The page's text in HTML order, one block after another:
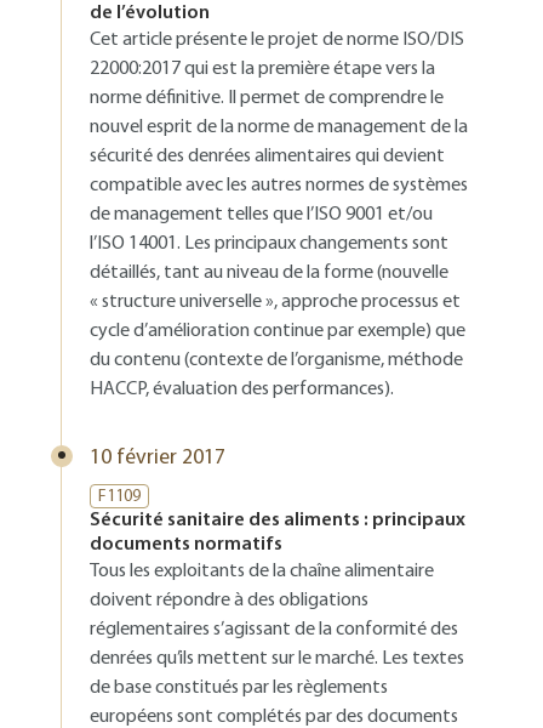
de l’évolution
Cet article présente le projet de norme ISO/DIS
22000:2017 qui est la première étape vers la
norme définitive. Il permet de comprendre le
nouvel esprit de la norme de management de la
sécurité des denrées alimentaires qui devient
compatible avec les autres normes de systèmes
de management telles que l’ISO 9001 et/ou
l’ISO 14001. Les principaux changements sont
détaillés, tant au niveau de la forme (nouvelle
« structure universelle », approche processus et
cycle d’amélioration continue par exemple) que
du contenu (contexte de l’organisme, méthode
HACCP, évaluation des performances).
10 février 2017
F1109
Sécurité sanitaire des aliments : principaux
documents normatifs
Tous les exploitants de la chaîne alimentaire
doivent répondre à des obligations
réglementaires s’agissant de la conformité des
denrées qu’ils mettent sur le marché. Les textes
de base constitués par les règlements
européens sont complétés par des documents